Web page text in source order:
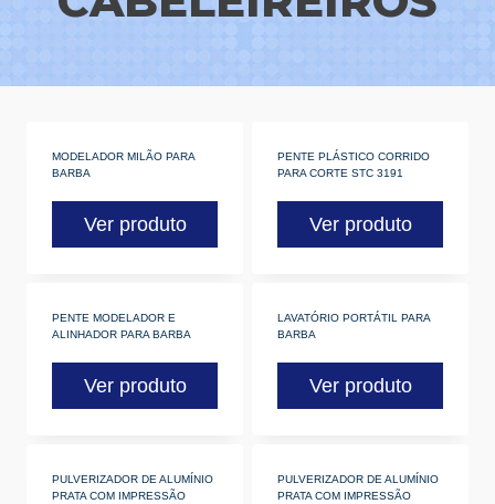
MODELADOR MILÃO PARA
BARBA
Ver produto
PENTE PLÁSTICO CORRIDO
PARA CORTE STC 3191
Ver produto
PENTE MODELADOR E
ALINHADOR PARA BARBA
Ver produto
LAVATÓRIO PORTÁTIL PARA
BARBA
Ver produto
PULVERIZADOR DE ALUMÍNIO
PRATA COM IMPRESSÃO
PULVERIZADOR DE ALUMÍNIO
PRATA COM IMPRESSÃO